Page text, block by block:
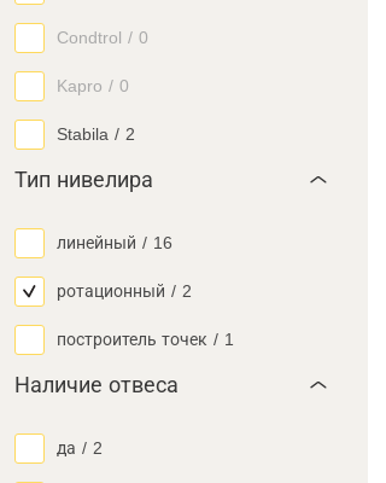
Condtrol / 0
Kapro / 0
Stabila / 2
Тип нивелира
линейный / 16
ротационный / 2
построитель точек / 1
Наличие отвеса
да / 2